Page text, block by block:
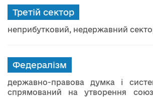
Третій сектор
неприбутковий, недержавний
Федералізм
державно-правова думка і
спрямований на утворення